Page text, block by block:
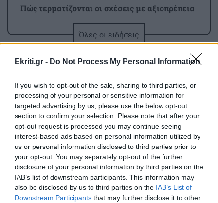
Ekriti.gr - Do Not Process My Personal Information
If you wish to opt-out of the sale, sharing to third parties, or
processing of your personal or sensitive information for
targeted advertising by us, please use the below opt-out
section to confirm your selection. Please note that after your
opt-out request is processed you may continue seeing
interest-based ads based on personal information utilized by
us or personal information disclosed to third parties prior to
your opt-out. You may separately opt-out of the further
disclosure of your personal information by third parties on the
IAB’s list of downstream participants. This information may
also be disclosed by us to third parties on the IAB’s List of
Downstream Participants that may further disclose it to other
Πώς τερματίζονται οι σχέσεις με αξιοπρέπεια
Conference League: Ισοπαλία, μέτρια εμφάνιση
και η πρόκριση θα κριθεί στη Σόφια για τον
23:25
ΑΘΛΗΤΙΚΑ
Επέστρεψε Ηράκλειο η αποστολή του ΟΦΗ - Η
προσοχή στο Σούπερ Καπ με ΑΕΚ
23:00
GOSSIP - LIFESTYLE
Μισέλ Φάιφερ: Στα 68 της αποκαλύπτει γιατί
δεν θέλει να πρωταγωνιστήσει ποτέ ξανά σε
ταινία
Όλες οι ειδήσεις
ΠΕΡΙΣΣΟΤΕΡΑ
ΚΟΣΜΟΣ